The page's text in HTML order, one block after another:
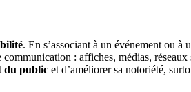
. En s’associant à un événement ou à
: affiches, médias, réseaux
du public et d’améliorer sa notoriété,